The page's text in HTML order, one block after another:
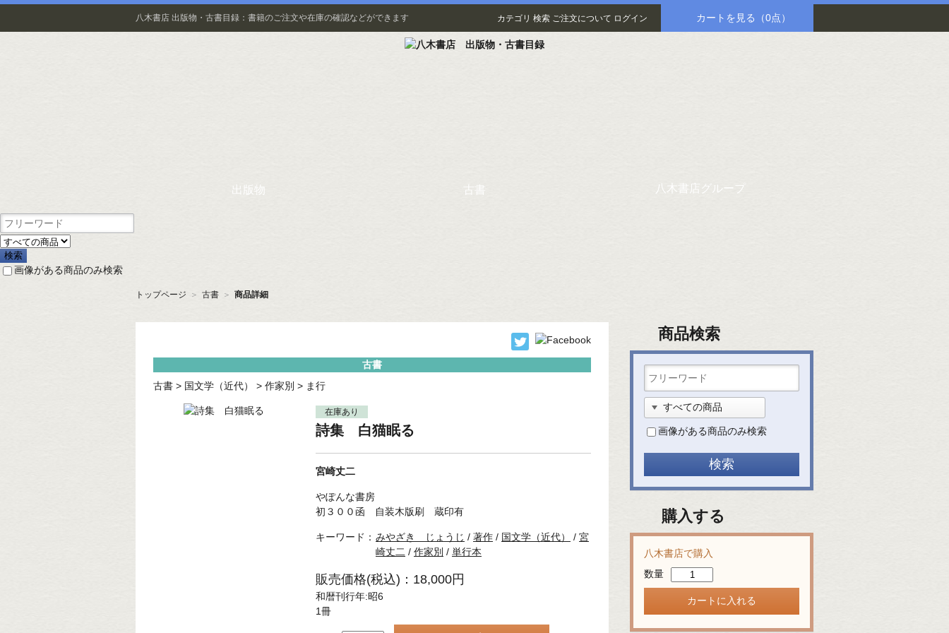
八木書店 出版物・古書目録：書籍のご注文や在庫の確認などができます カテゴリ 検索 ご注文について ログイン カートを見る （0点）
出版物 古書 八木書店グループ
画像がある商品のみ検索
トップページ ＞ 古書 ＞ 商品詳細
古書
古書 > 国文学（近代） > 作家別 > ま行
在庫あり
詩集 白猫眠る
宮崎丈二
やぽんな書房
初３００函 自装木版刷 蔵印有
キーワード： みやざき じょうじ / 著作 / 国文学（近代） / 宮
崎丈二 / 作家別 / 単行本
販売価格(税込)：18,000円
和暦刊行年:昭6
1冊
商品検索
画像がある商品のみ検索
購入する
八木書店で購入
数量